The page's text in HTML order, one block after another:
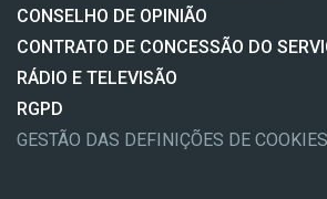
CONSELHO DE OPINIÃO
CONTRATO DE CONCESSÃO DO
RÁDIO E TELEVISÃO
RGPD
GESTÃO DAS DEFINIÇÕES DE COOKIES